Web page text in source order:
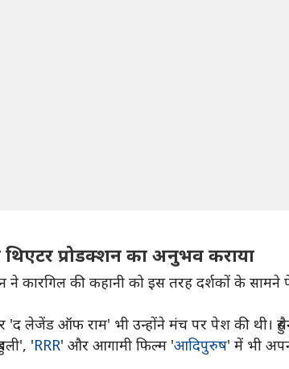
प्रोडक्शन का अनुभव कराया
ने कारगिल की कहानी को इस तरह दर्शकों के
'द लेजेंड ऑफ राम' भी उन्होंने मंच पर पेश की थी।
'RRR' और आगामी फिल्म 'आदिपुरुष' में भी